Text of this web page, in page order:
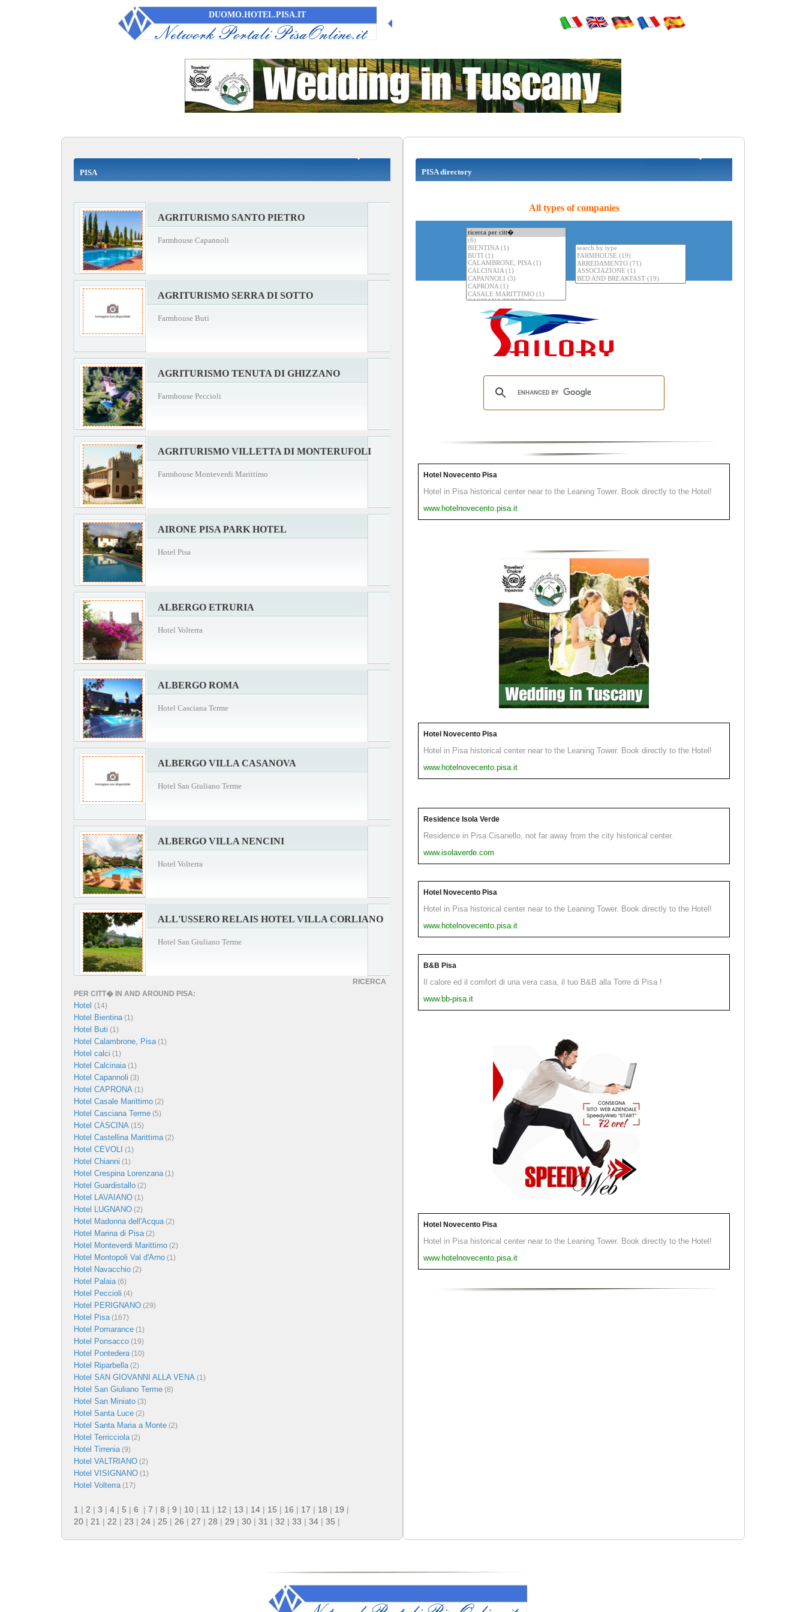
DUOMO.HOTEL.PISA.IT
PISA
AGRITURISMO SANTO PIETRO
Farmhouse Capannoli
AGRITURISMO SERRA DI SOTTO
Farmhouse Buti
AGRITURISMO TENUTA DI GHIZZANO
Farmhouse Peccioli
AGRITURISMO VILLETTA DI MONTERUFOLI
Farmhouse Monteverdi Marittimo
AIRONE PISA PARK HOTEL
Hotel Pisa
ALBERGO ETRURIA
Hotel Volterra
ALBERGO ROMA
Hotel Casciana Terme
ALBERGO VILLA CASANOVA
Hotel San Giuliano Terme
ALBERGO VILLA NENCINI
Hotel Volterra
ALL'USSERO RELAIS HOTEL VILLA CORLIANO
Hotel San Giuliano Terme
RICERCA
PER CITT� IN AND AROUND PISA:
Hotel (14)
Hotel Bientina(1)
Hotel Buti (1)
Hotel Calambrone, Pisa(1)
Hotel calci (1)
Hotel Calcinaia(1)
Hotel Capannoli (3)
Hotel CAPRONA (1)
Hotel Casale Marittimo (2)
Hotel Casciana Terme (5)
Hotel CASCINA (15)
Hotel Castellina Marittima(2)
Hotel CEVOLI (1)
Hotel Chianni (1)
Hotel Crespina Lorenzana(1)
Hotel Guardistallo (2)
Hotel LAVAIANO (1)
Hotel LUGNANO (2)
Hotel Madonna dell'Acqua(2)
Hotel Marina di Pisa(2)
Hotel Monteverdi Marittimo (2)
Hotel Montopoli Val d'Arno (1)
Hotel Navacchio (2)
Hotel Palaia(6)
Hotel Peccioli (4)
Hotel PERIGNANO (29)
Hotel Pisa(167)
Hotel Pomarance (1)
Hotel Ponsacco (19)
Hotel Pontedera(10)
Hotel Riparbella(2)
Hotel SAN GIOVANNI ALLA VENA (1)
Hotel San Giuliano Terme (8)
Hotel San Miniato (3)
Hotel Santa Luce (2)
Hotel Santa Maria a Monte (2)
Hotel Terricciola(2)
Hotel Tirrenia(9)
Hotel VALTRIANO (2)
Hotel VISIGNANO (1)
Hotel Volterra(17)
1 | 2 | 3 | 4 | 5 | 6 | 7 | 8 | 9 | 10 | 11 | 12 | 13 | 14 | 15 | 16 | 17 | 18 | 19 |
20 | 21 | 22 | 23 | 24 | 25 | 26 | 27 | 28 | 29 | 30 | 31 | 32 | 33 | 34 | 35 |
PISA directory
All types of companies
Hotel Novecento Pisa
Hotel in Pisa historical center near to the Leaning Tower. Book directly to the Hotel!
www.hotelnovecento.pisa.it
Hotel Novecento Pisa
Hotel in Pisa historical center near to the Leaning Tower. Book directly to the Hotel!
www.hotelnovecento.pisa.it
Residence Isola Verde
Residence in Pisa Cisanello, not far away from the city historical center.
www.isolaverde.com
Hotel Novecento Pisa
Hotel in Pisa historical center near to the Leaning Tower. Book directly to the Hotel!
www.hotelnovecento.pisa.it
B&B Pisa
Il calore ed il comfort di una vera casa, il tuo B&B alla Torre di Pisa !
www.bb-pisa.it
Hotel Novecento Pisa
Hotel in Pisa historical center near to the Leaning Tower. Book directly to the Hotel!
www.hotelnovecento.pisa.it